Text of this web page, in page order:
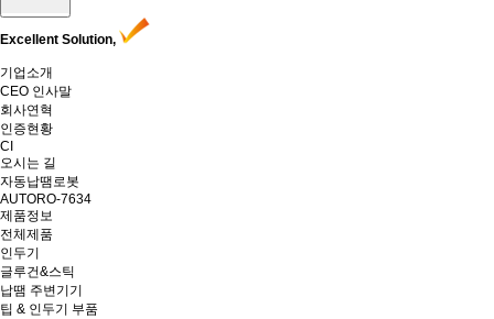
Excellent Solution,
기업소개
CEO 인사말
회사연혁
인증현황
CI
오시는 길
자동납땜로봇
AUTORO-7634
제품정보
전체제품
인두기
글루건&스틱
납땜 주변기기
팁 & 인두기 부품